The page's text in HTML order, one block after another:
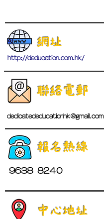
網址
http://deducation.com.hk/
聯絡電郵
dedicatededucationhk@gmail.com
報名熱線
9638 8240
中心地址